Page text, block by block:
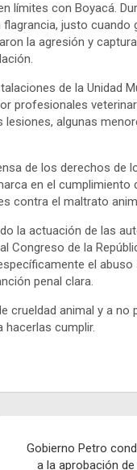
límites con Boyacá.
justo cuando
la agresión y
de la Unidad
profesionales
algunas
de los derechos de
en el cumplimiento
contra el maltrato
la actuación de las
Congreso de la
el
penal clara.
crueldad animal y a
hacerlas cumplir.
Gobierno Petro
a la aprobación